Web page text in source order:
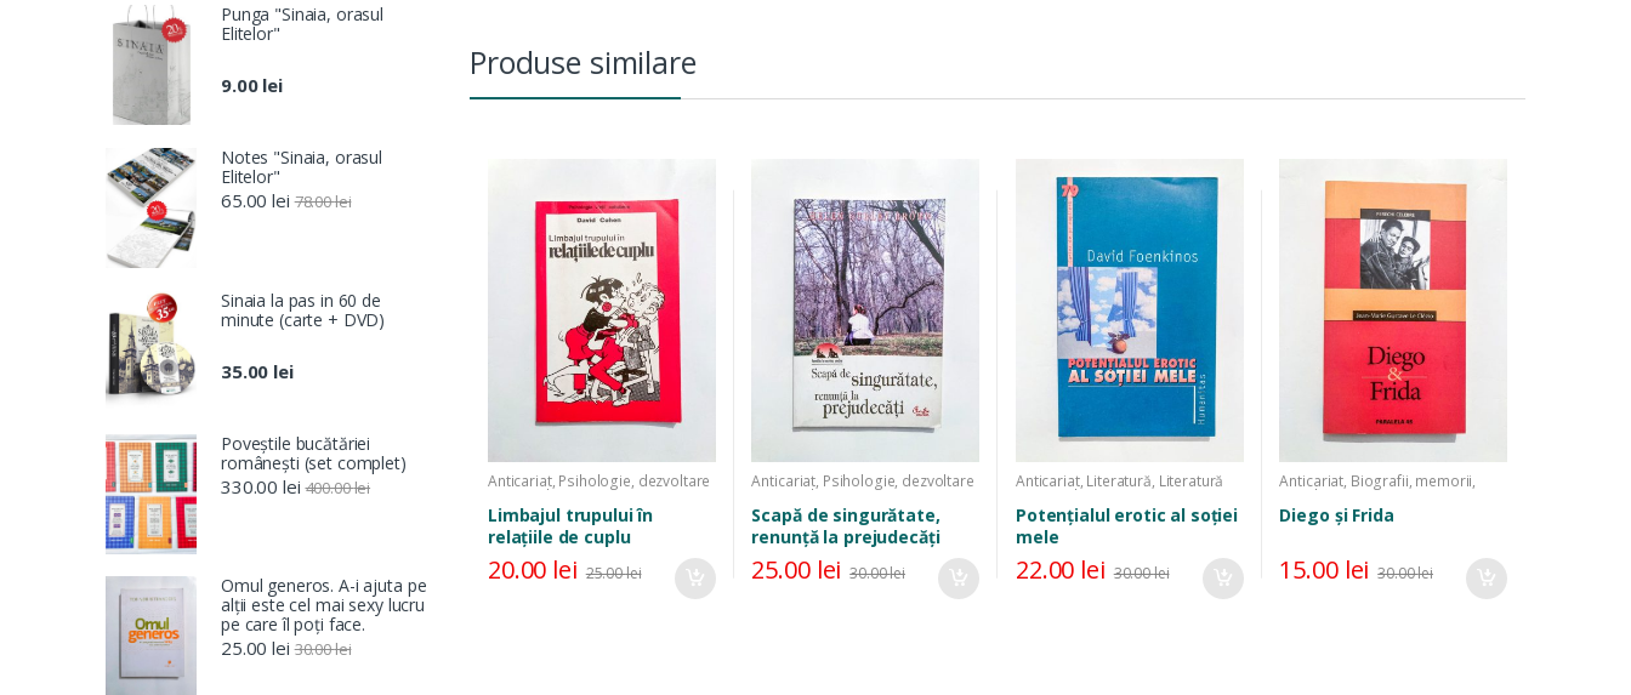
Produse similare
Anticariat, Psihologie, dezvoltare
personală, parenting
Limbajul trupului în
relațiile de cuplu
20.00 lei 25.00lei
Anticariat, Psihologie, dezvoltare
personală, parenting
Scapă de singurătate,
renunță la prejudecăți
25.00 lei 30.00lei
Anticariat, Literatură, Literatură
universală Satiră și umor
Potențialul erotic al soției
mele
22.00 lei 30.00lei
Anticariat, Biografii, memorii,
jurnale
Diego și Frida
15.00 lei 30.00lei
Punga "Sinaia, orasul
Elitelor"
9.00 lei
Notes "Sinaia, orasul
Elitelor"
65.00lei 78.00lei
Sinaia la pas in 60 de
minute (carte + DVD)
35.00 lei
Poveștile bucătăriei
românești (set complet)
330.00lei 400.00lei
Omul generos. A-i ajuta pe
alții este cel mai sexy lucru
pe care îl poți face.
25.00lei 30.00lei